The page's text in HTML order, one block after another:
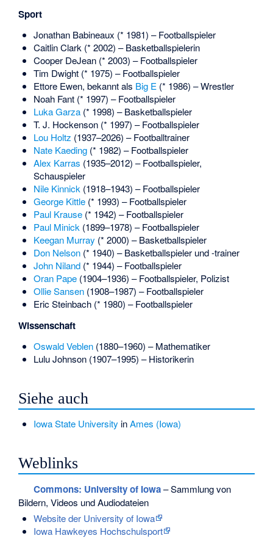
Sport
Jonathan Babineaux (* 1981) – Footballspieler
Caitlin Clark (* 2002) – Basketballspielerin
Cooper DeJean(* 2003) – Footballspieler
Tim Dwight(* 1975) – Footballspieler
Ettore Ewen, bekannt als Big E (* 1986) – Wrestler
Noah Fant(* 1997) – Footballspieler
Luka Garza(* 1998) – Basketballspieler
T. J. Hockenson(* 1997) – Footballspieler
Lou Holtz (1937–2026) – Footballtrainer
Nate Kaeding(* 1982) – Footballspieler
Alex Karras (1935–2012) – Footballspieler,
Schauspieler
Nile Kinnick (1918–1943) – Footballspieler
George Kittle(* 1993) – Footballspieler
Paul Krause(* 1942) – Footballspieler
Paul Minick (1899–1978) – Footballspieler
Keegan Murray (* 2000) – Basketballspieler
Don Nelson(* 1940) – Basketballspieler und -trainer
John Niland(* 1944) – Footballspieler
Oran Pape(1904–1936) – Footballspieler, Polizist
Ollie Sansen(1908–1987) – Footballspieler
Eric Steinbach(* 1980) – Footballspieler
Wissenschaft
Oswald Veblen(1880–1960) – Mathematiker
Lulu Johnson(1907–1995) – Historikerin
Siehe auch
Iowa State University inAmes (Iowa)
Weblinks
Commons: University of Iowa– Sammlung von
Bildern, Videos und Audiodateien
Website der University of Iowa
Iowa Hawkeyes Hochschulsport